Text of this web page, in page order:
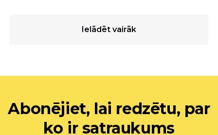
Ielādēt vairāk
Abonējiet, lai redzētu, par
ko ir satraukums